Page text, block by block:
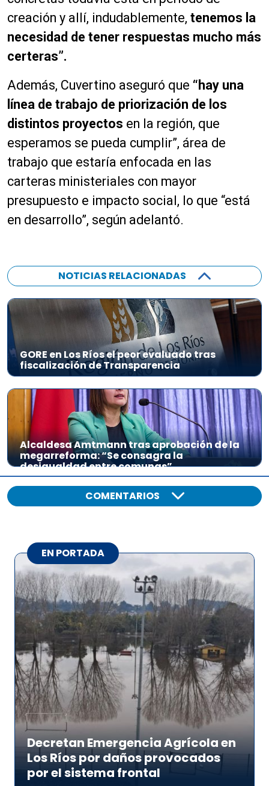
creación y allí, indudablemente, tenemos la
necesidad de tener respuestas mucho más
certeras”.
Además, Cuvertino aseguró que “hay una
línea de trabajo de priorización de los
distintos proyectos en la región, que
esperamos se pueda cumplir”, área de
trabajo que estaría enfocada en las
carteras ministeriales con mayor
presupuesto e impacto social, lo que “está
en desarrollo”, según adelantó.
NOTICIAS RELACIONADAS
GORE en Los Ríos el peor evaluado tras
fiscalización de Transparencia
Alcaldesa Amtmann tras aprobación de la
megarreforma: “Se consagra la
desigualdad entre comunas”
COMENTARIOS
EN PORTADA
Decretan Emergencia Agrícola en
Los Ríos por daños provocados
por el sistema frontal